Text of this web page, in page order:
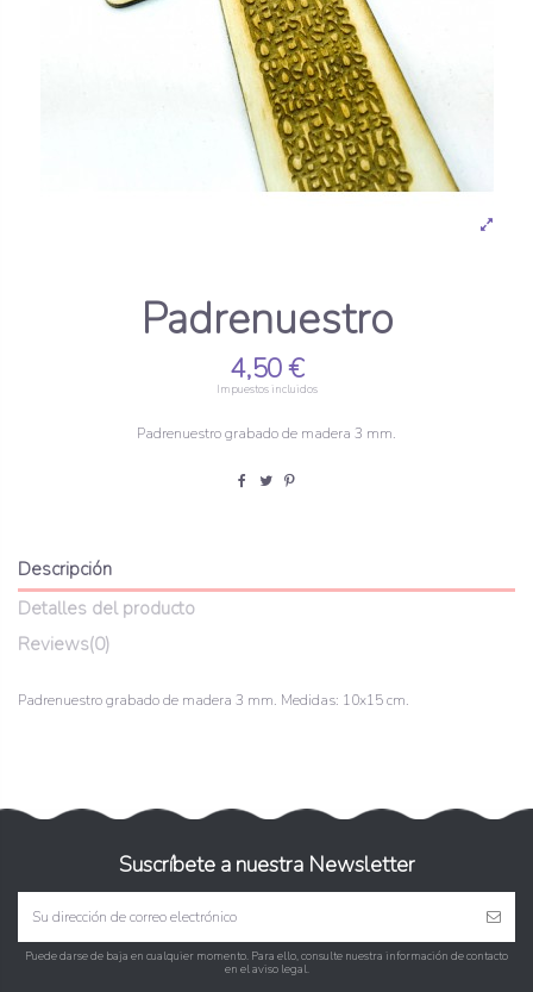
Padrenuestro
4,50 €
Impuestos incluidos
Padrenuestro grabado de madera 3 mm.
Descripción
Detalles del producto
Reviews(0)
Padrenuestro grabado de madera 3 mm. Medidas: 10x15 cm.
Suscríbete a nuestra Newsletter
Puede darse de baja en cualquier momento. Para ello, consulte nuestra información de contacto
en el aviso legal.